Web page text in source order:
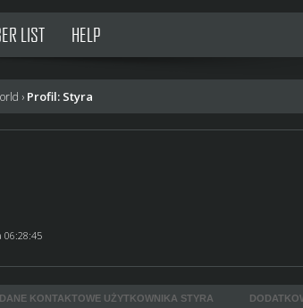
LIST HELP
› Profil: Styra
06:28:45
DANE KONTAKTOWE UŻYTKOWNIKA STYRA